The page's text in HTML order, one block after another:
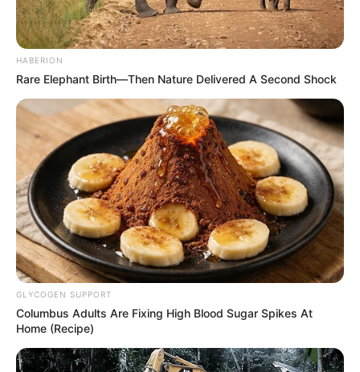
HABERION
Rare Elephant Birth—Then Nature Delivered A Second Shock
GLYCOGEN SUPPORT
Columbus Adults Are Fixing High Blood Sugar Spikes At
Home (Recipe)